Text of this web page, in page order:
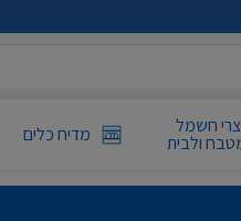
חשמל
ולבית מדיח כלים